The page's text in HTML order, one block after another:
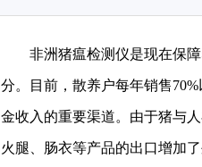
非洲猪瘟检测仪是现在保
分。目前，散养户每年销售
金收入的重要渠道。由于猪与
火腿、肠衣等产品的出口增加了